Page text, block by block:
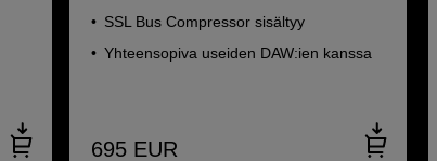
SSL Bus Compressor sisältyy
Yhteensopiva useiden DAW:ien kanssa
695 EUR